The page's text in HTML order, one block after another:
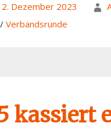
Dezember 2023
/ Verbandsrunde
kassiert